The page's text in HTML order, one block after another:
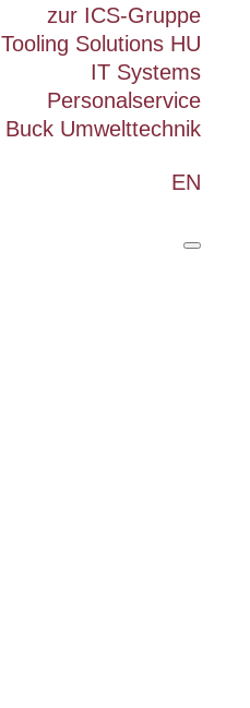
zur ICS-Gruppe
Tooling Solutions HU
IT Systems
Personalservice
Buck Umwelttechnik
EN